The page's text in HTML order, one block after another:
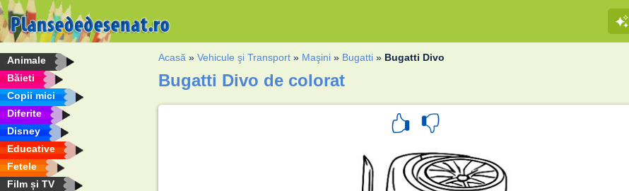
Animale
Băieti
Copii mici
Diferite
Disney
Educative
Fetele
Film și TV
Acasă »Vehicule şi Transport » Maşini » Bugatti » Bugatti Divo
Bugatti Divo de colorat